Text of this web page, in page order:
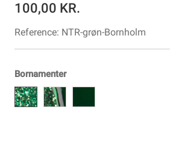
100,00 KR.
Reference: NTR-grøn-Bornholm
Bornamenter